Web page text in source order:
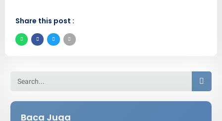
Share this post :
Baca Juga